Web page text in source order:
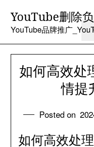
content
YouTube删除
YouTube品牌推广
如何高效处
情提
Posted on
如何高效处